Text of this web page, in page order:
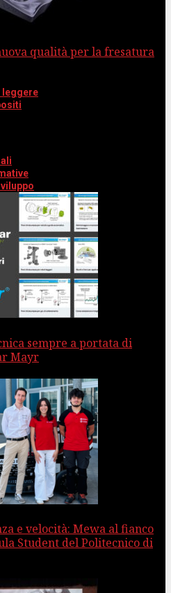
qualità per la fresatura
leggere
sempre a portata di
Mayr
e velocità: Mewa al fianco
Student del Politecnico di